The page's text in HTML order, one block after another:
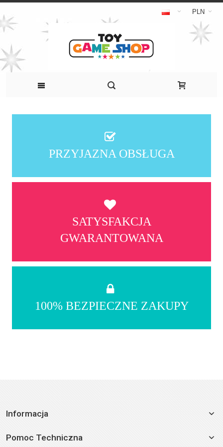
PLN
PRZYJAZNA OBSŁUGA
SATYSFAKCJA
GWARANTOWANA
100% BEZPIECZNE ZAKUPY
Informacja
Pomoc Techniczna